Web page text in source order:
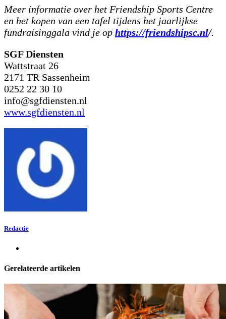
Meer informatie over het Friendship Sports Centre
en het kopen van een tafel tijdens het jaarlijkse
fundraisinggala vind je op https://friendshipsc.nl/.
SGF Diensten
Wattstraat 26
2171 TR Sassenheim
0252 22 30 10
info@sgfdiensten.nl
www.sgfdiensten.nl
Redactie
Gerelateerde artikelen